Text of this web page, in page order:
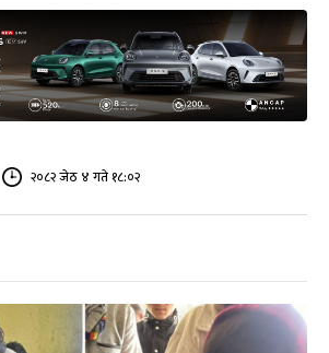
२०८२ जेठ ४ गते १८:०२